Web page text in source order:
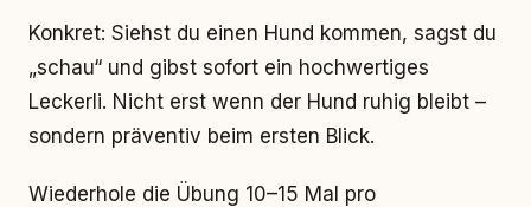
Konkret: Siehst du einen Hund kommen, sagst du
„schau“ und gibst sofort ein hochwertiges
Leckerli. Nicht erst wenn der Hund ruhig bleibt –
sondern präventiv beim ersten Blick.
Wiederhole die Übung 10–15 Mal pro